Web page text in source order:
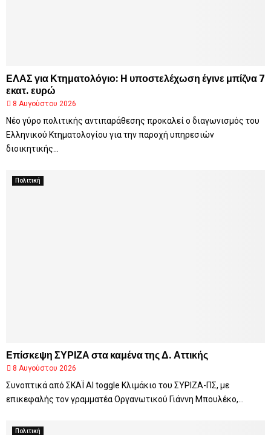
ΕΛΑΣ για Κτηματολόγιο: Η υποστελέχωση έγινε μπίζνα 7
εκατ. ευρώ
8 Αυγούστου 2026
Νέο γύρο πολιτικής αντιπαράθεσης προκαλεί ο διαγωνισμός του
Ελληνικού Κτηματολογίου για την παροχή υπηρεσιών
διοικητικής...
Πολιτική
Επίσκεψη ΣΥΡΙΖΑ στα καμένα της Δ. Αττικής
8 Αυγούστου 2026
Συνοπτικά από ΣΚΑΪ AI toggle Κλιμάκιο του ΣΥΡΙΖΑ-ΠΣ, με
επικεφαλής τον γραμματέα Οργανωτικού Γιάννη Μπουλέκο,...
Πολιτική